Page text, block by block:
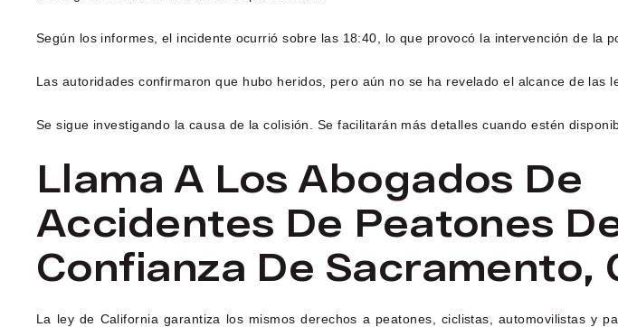
Según los informes, el incidente ocurrió sobre las 18:40, lo que provocó la intervención de la
Las autoridades confirmaron que hubo heridos, pero aún no se ha revelado el alcance de las
Se sigue investigando la causa de la colisión. Se facilitarán más detalles cuando estén
Llama A Los Abogados De
Accidentes De Peatones
Confianza De Sacramento,
La ley de California garantiza los mismos derechos a peatones, ciclistas, automovilistas y